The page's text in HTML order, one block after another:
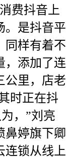
费抖音上
。是抖音平
同样有着不
，添加了连
公里，店老
时正在抖
，”刘亮
鼻婷旗下卿
连锁从线上